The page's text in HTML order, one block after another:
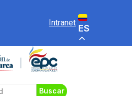
Intranet
ES
Buscar